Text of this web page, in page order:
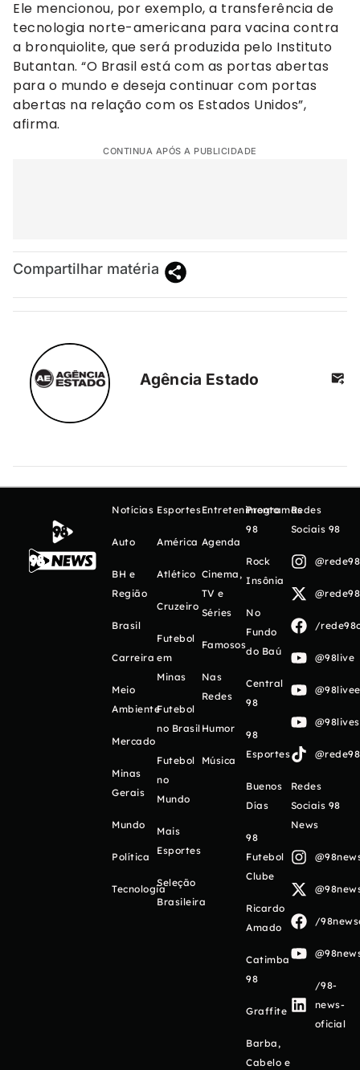
Ele mencionou, por exemplo, a transferência de
tecnologia norte-americana para vacina contra
a bronquiolite, que será produzida pelo Instituto
Butantan. “O Brasil está com as portas abertas
para o mundo e deseja continuar com portas
abertas na relação com os Estados Unidos”,
afirma.
CONTINUA APÓS A PUBLICIDADE
Compartilhar matéria
Agência Estado
Notícias
Auto
BH e
Região
Brasil
Carreira
Meio
Ambiente
Mercado
Minas
Gerais
Mundo
Política
Tecnologia
Esportes
América
Atlético
Cruzeiro
Futebol
em
Minas
Futebol
no Brasil
Futebol
no
Mundo
Mais
Esportes
Seleção
Brasileira
Entretenimento
Agenda
Cinema,
TV e
Séries
Famosos
Nas
Redes
Humor
Música
Programas
98
Rock
Insônia
No
Fundo
do Baú
Central
98
98
Esportes
Buenos
Días
98
Futebol
Clube
Ricardo
Amado
Catimba
98
Graffite
Barba,
Cabelo e
Redes
Sociais 98
/
@98live
Redes
Sociais 98
News
/
/98-
news-
oficial